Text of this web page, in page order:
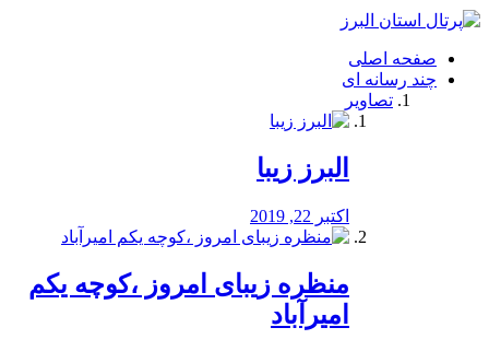
فصد
شرق
تهران
خشکشویی
صفحه اصلی
چند رسانه ای
تصاویر
البرز زیبا
اکتبر 22, 2019
منظره‌‌ زیبای امروز ،کوچه یکم
امیرآباد